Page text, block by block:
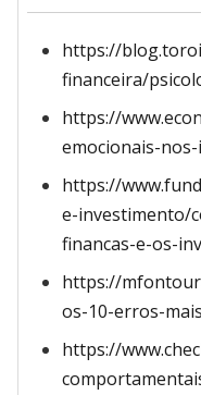
https://
financeira/
https://
emocionais-
https://
e-investimento/
financas-e-os-
https://
os-10-erros-
https://